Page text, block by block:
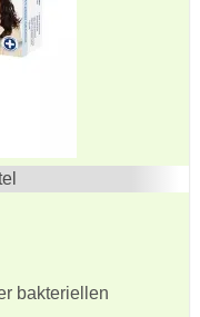
bakteriellen